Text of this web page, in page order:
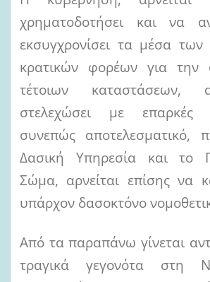
χρηματοδοτήσει και να
εκσυγχρονίσει τα μέσα
κρατικών φορέων για την
τέτοιων καταστάσεων,
στελεχώσει με επαρκές
συνεπώς αποτελεσματικό,
Δασική Υπηρεσία και το
Σώμα, αρνείται επίσης να
υπάρχον δασοκτόνο
Από τα παραπάνω γίνεται
τραγικά γεγονότα στη